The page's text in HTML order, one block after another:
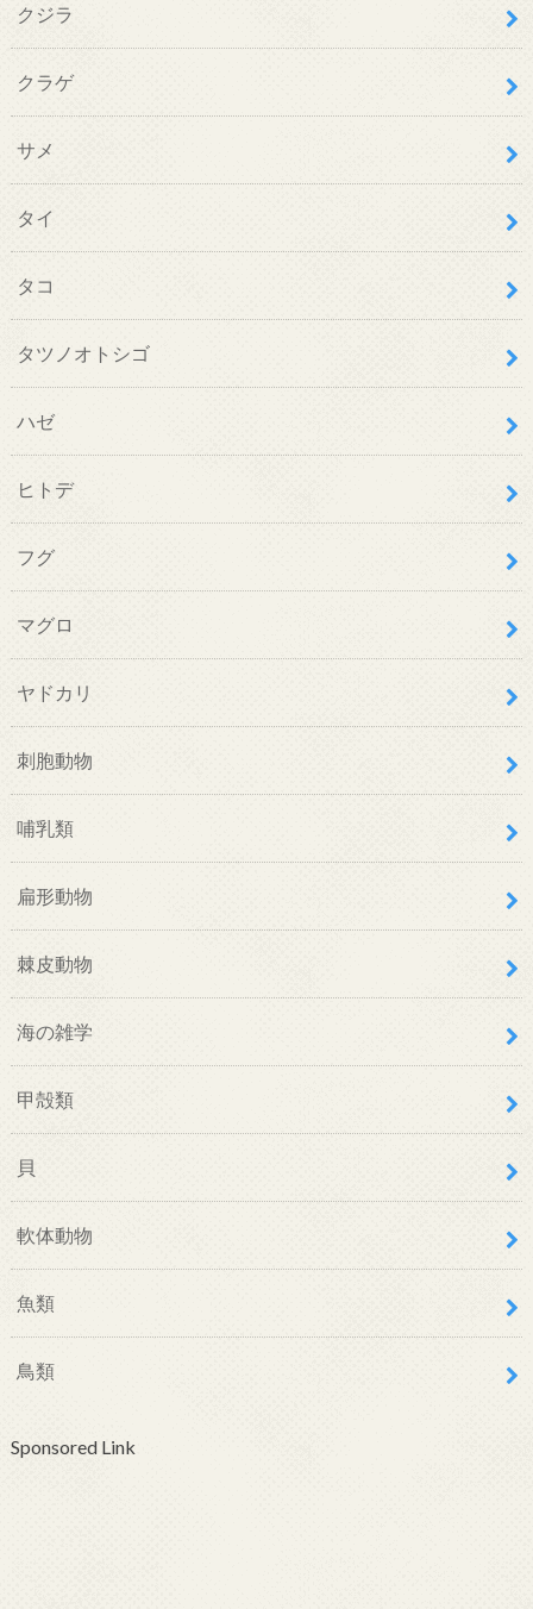
クジラ
クラゲ
サメ
タイ
タコ
タツノオトシゴ
ハゼ
ヒトデ
フグ
マグロ
ヤドカリ
刺胞動物
哺乳類
扁形動物
棘皮動物
海の雑学
甲殻類
貝
軟体動物
魚類
鳥類
Sponsored Link